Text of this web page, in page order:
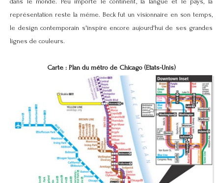
représentation reste la même. Beck fut un visionnaire en son temps,
le design contemporain s'inspire encore aujourd'hui de ses grandes
lignes de couleurs.
Carte : Plan du métro de Chicago (Etats-Unis)